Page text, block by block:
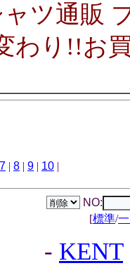
ャツ通販
わり!!お
7 | 8 | 9 | 10 |
NO:
[標準/
- KENT